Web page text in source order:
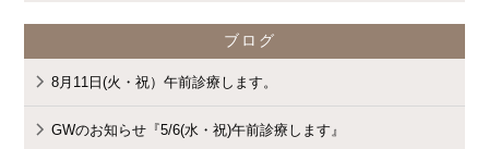
content/themes/
ブログ
8月11日(火・祝）午前診療します。
GWのお知らせ『5/6(水・祝)午前診療します』